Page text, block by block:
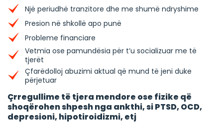
Një periudhë tranzitore dhe me shumë ndryshime
Presion në shkollë apo punë
Probleme financiare
Vetmia ose pamundësia për t’u socializuar me të
tjerët
Çfarëdolloj abuzimi aktual që mund të jeni duke
përjetuar
Çrregullime të tjera mendore ose fizike që
shoqërohen shpesh nga ankthi, si PTSD, OCD,
depresioni, hipotiroidizmi, etj